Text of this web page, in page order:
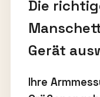
Die
Gerät
Ihre